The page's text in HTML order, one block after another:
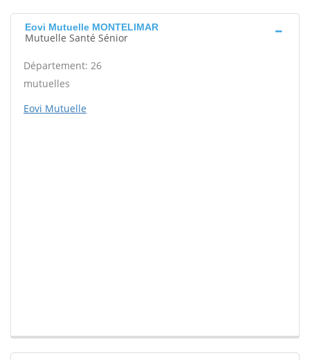
Eovi Mutuelle MONTELIMAR
Mutuelle Santé Sénior
Département: 26
mutuelles
Eovi Mutuelle